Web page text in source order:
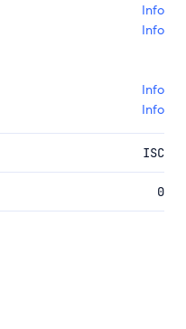
Info
Info
Info
Info
ISC
0